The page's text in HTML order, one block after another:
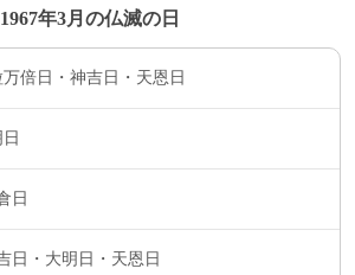
1967年3月の仏滅の日
倍日・神吉日・天恩日
日
日・大明日・天恩日